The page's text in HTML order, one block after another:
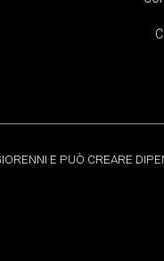
E PUÒ CREARE